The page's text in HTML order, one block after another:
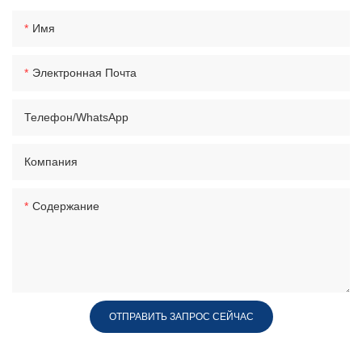
Имя
Электронная Почта
Телефон/WhatsApp
Компания
Содержание
ОТПРАВИТЬ ЗАПРОС СЕЙЧАС